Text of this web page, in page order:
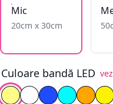
Mic
20cm x 30cm
Culoare bandă LED
Alege culoare
Alb caldAlb receAlbastru
Cyan